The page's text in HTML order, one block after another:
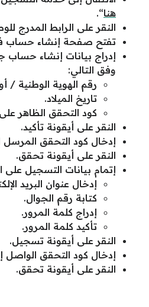
هنا“.
النقر على الرابط المدرج
تفتح صفحة إنشاء حساب
إدراج بيانات إنشاء
وفق التالي:
رقم الهوية الوطنية /
تاريخ الميلاد.
كود التحقق الظاهر
النقر على أيقونة تأكيد.
إدخال كود التحقق المرسل
النقر على أيقونة تحقق.
إتمام بيانات التسجيل على
إدخال عنوان البريد
كتابة رقم الجوال.
إدراج كلمة المرور.
تأكيد كلمة المرور.
النقر على أيقونة تسجيل.
إدخال كود التحقق الواصل
النقر على أيقونة تحقق.